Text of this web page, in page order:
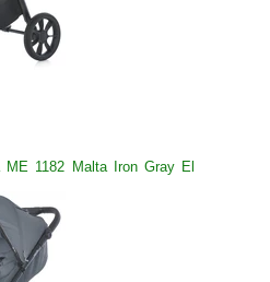
ME 1182 Malta Iron Gray El